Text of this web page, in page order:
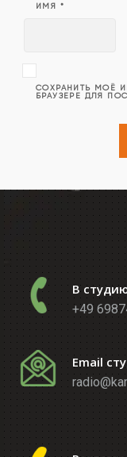
ИМЯ *
СОХРАНИТЬ МОЁ
БРАУЗЕРЕ ДЛЯ
В
+49
Email